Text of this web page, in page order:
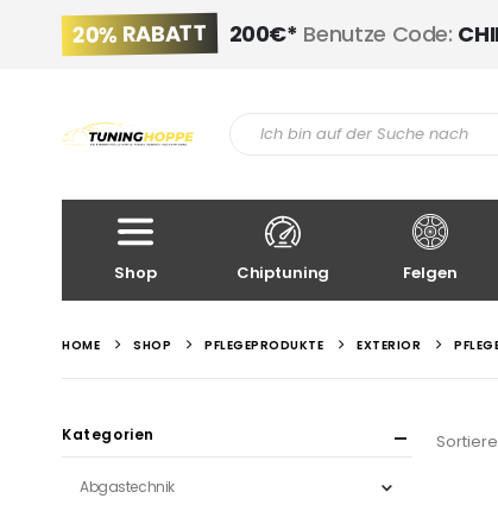
20% RABATT 200€* Benutze Code:
Shop Chiptuning Felgen
HOME SHOP PFLEGEPRODUKTE EXTERIOR
Kategorien
Abgastechnik